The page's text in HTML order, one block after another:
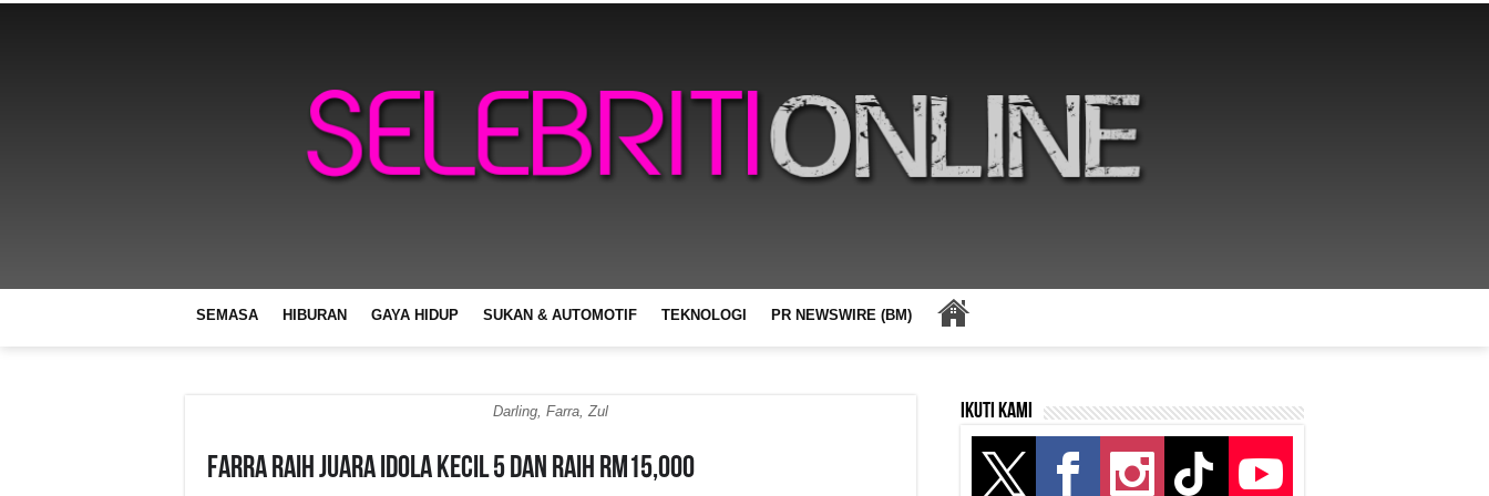
SEMASA HIBURAN GAYA HIDUP SUKAN & AUTOMOTIF TEKNOLOGI PR NEWSWIRE (BM)
Darling, Farra, Zul
Farra Raih Juara Idola Kecil 5 Dan Raih RM15,000
Ikuti kami